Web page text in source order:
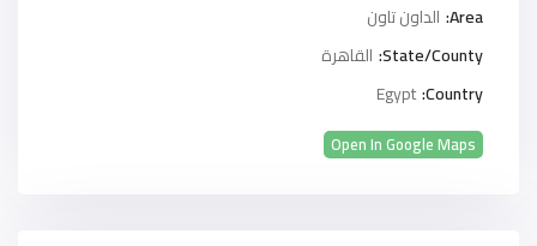
Area: الداون تاون
State/County: القاهرة
Country:
Egypt
Open In Google Maps